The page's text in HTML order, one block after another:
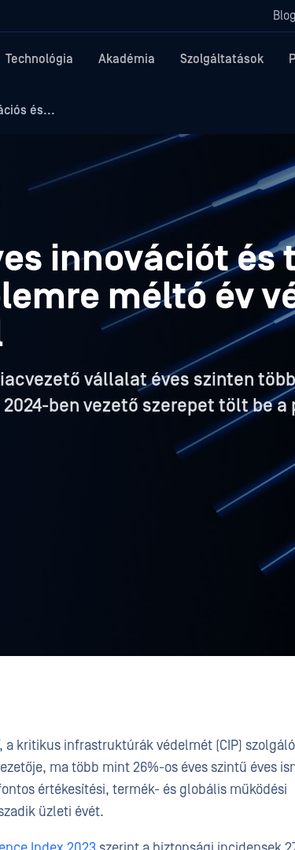
Blog
Technológia Akadémia Szolgáltatások
és...
innovációt
méltó év
vállalat éves szinten
ben vezető szerepet tölt be
, a kritikus infrastruktúrák védelmét (CIP) szolgáló
ma több mint 26%-os éves szintű éves
értékesítési, termék- és globális működési
üzleti évét.